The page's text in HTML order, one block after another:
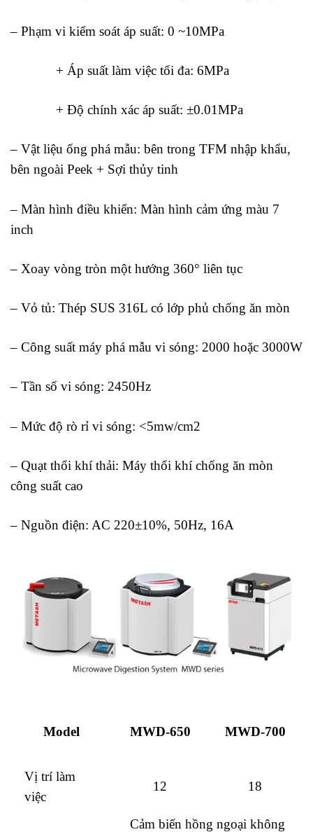
– Phạm vi kiểm soát áp suất: 0 ~10MPa
+ Áp suất làm việc tối đa: 6MPa
+ Độ chính xác áp suất: ±0.01MPa
– Vật liệu ống phá mẫu: bên trong TFM nhập khẩu,
bên ngoài Peek + Sợi thủy tinh
– Màn hình điều khiển: Màn hình cảm ứng màu 7
inch
– Xoay vòng tròn một hướng 360° liên tục
– Vỏ tủ: Thép SUS 316L có lớp phủ chống ăn mòn
– Công suất máy phá mẫu vi sóng: 2000 hoặc 3000W
– Tần số vi sóng: 2450Hz
– Mức độ rò rỉ vi sóng: <5mw/cm2
– Quạt thổi khí thải: Máy thổi khí chống ăn mòn
công suất cao
– Nguồn điện: AC 220±10%, 50Hz, 16A
Model MWD-650 MWD-700
Vị trí làm
việc
12 18
Cảm biến hồng ngoại không